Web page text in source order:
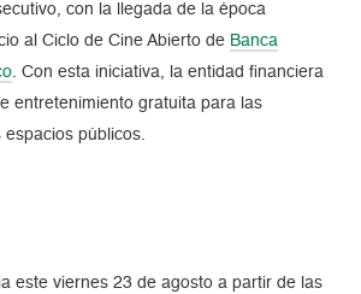
con la llegada de la época
al Ciclo de Cine Abierto de Banca
. Con esta iniciativa, la entidad financiera
entretenimiento gratuita para las
públicos.
este viernes 23 de agosto a partir de las